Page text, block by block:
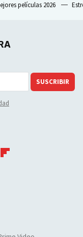
películas 2026
SUSCRIBIR